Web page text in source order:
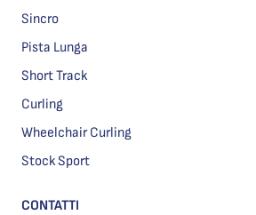
Sincro
Pista Lunga
Short Track
Curling
Wheelchair Curling
Stock Sport
CONTATTI